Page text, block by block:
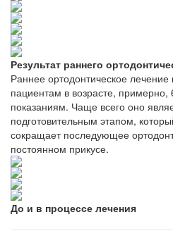
Результат раннего
Раннее ортодонтическое
пациентам в возрасте,
показаниям. Чаще всего оно
подготовительным этапом,
сокращает последующее
постоянном прикусе.
До и в процессе лечения